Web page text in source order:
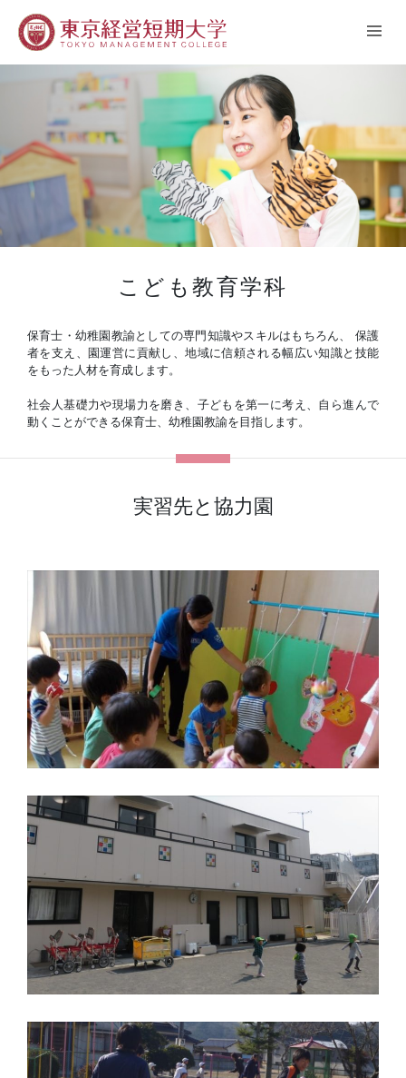
こども教育学科
保育士・幼稚園教諭としての専門知識やスキルはもちろん、 保護
者を支え、園運営に貢献し、地域に信頼される幅広い知識と技能
をもった人材を育成します。
社会人基礎力や現場力を磨き、子どもを第一に考え、自ら進んで
動くことができる保育士、幼稚園教諭を目指します。
実習先と協力園